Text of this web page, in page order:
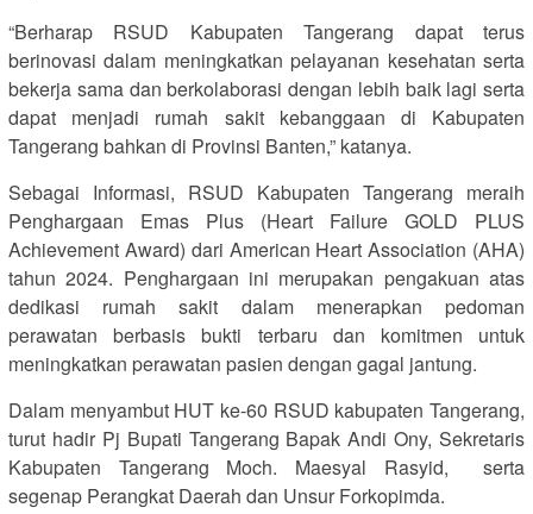
“Berharap RSUD Kabupaten Tangerang dapat terus
berinovasi dalam meningkatkan pelayanan kesehatan serta
bekerja sama dan berkolaborasi dengan lebih baik lagi serta
dapat menjadi rumah sakit kebanggaan di Kabupaten
Tangerang bahkan di Provinsi Banten,” katanya.
Sebagai Informasi, RSUD Kabupaten Tangerang meraih
Penghargaan Emas Plus (Heart Failure GOLD PLUS
Achievement Award) dari American Heart Association (AHA)
tahun 2024. Penghargaan ini merupakan pengakuan atas
dedikasi rumah sakit dalam menerapkan pedoman
perawatan berbasis bukti terbaru dan komitmen untuk
meningkatkan perawatan pasien dengan gagal jantung.
Dalam menyambut HUT ke-60 RSUD kabupaten Tangerang,
turut hadir Pj Bupati Tangerang Bapak Andi Ony, Sekretaris
Kabupaten Tangerang Moch. Maesyal Rasyid, serta
segenap Perangkat Daerah dan Unsur Forkopimda.